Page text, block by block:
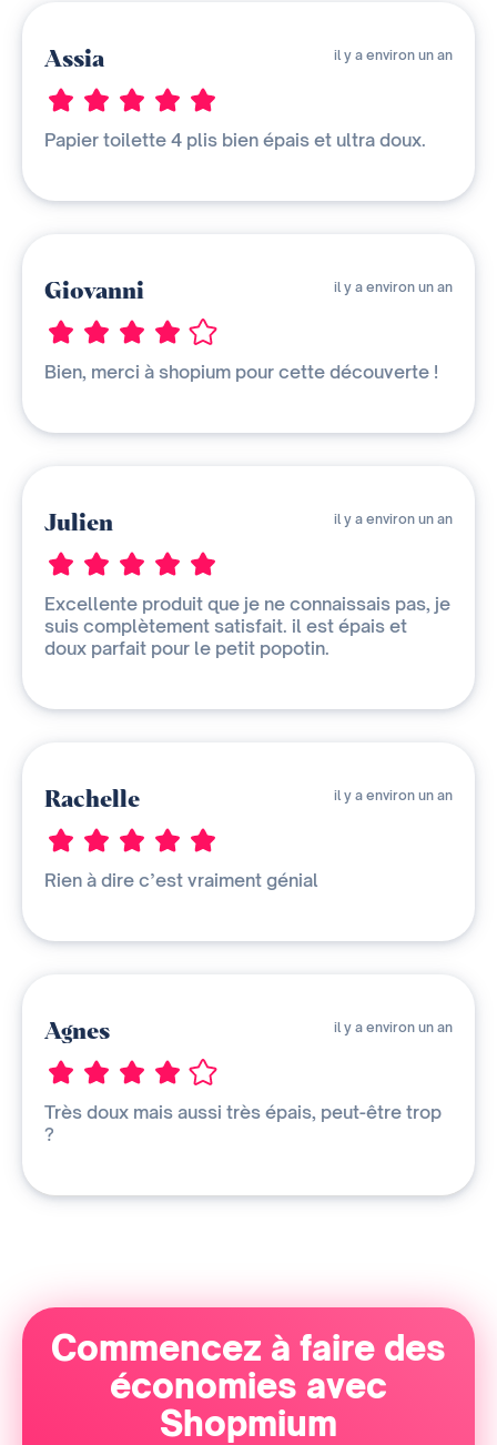
Assia il y a environ un an
Papier toilette 4 plis bien épais et ultra doux.
Giovanni il y a environ un an
Bien, merci à shopium pour cette découverte !
Julien il y a environ un an
Excellente produit que je ne connaissais pas, je
suis complètement satisfait. il est épais et
doux parfait pour le petit popotin.
Rachelle il y a environ un an
Rien à dire c’est vraiment génial
Agnes il y a environ un an
Très doux mais aussi très épais, peut-être trop
?
Commencez à faire des
économies avec
Shopmium